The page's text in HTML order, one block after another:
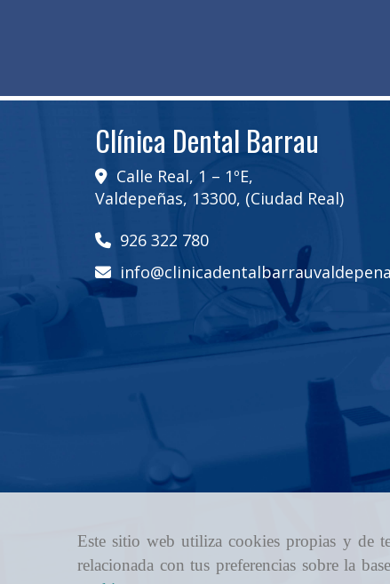
Este sitio web utiliza cookies propias y de
relacionada con tus preferencias sobre la
Clínica Dental Barrau
Calle Real, 1 – 1ºE,
Valdepeñas, 13300, (Ciudad Real)
926 322 780
info